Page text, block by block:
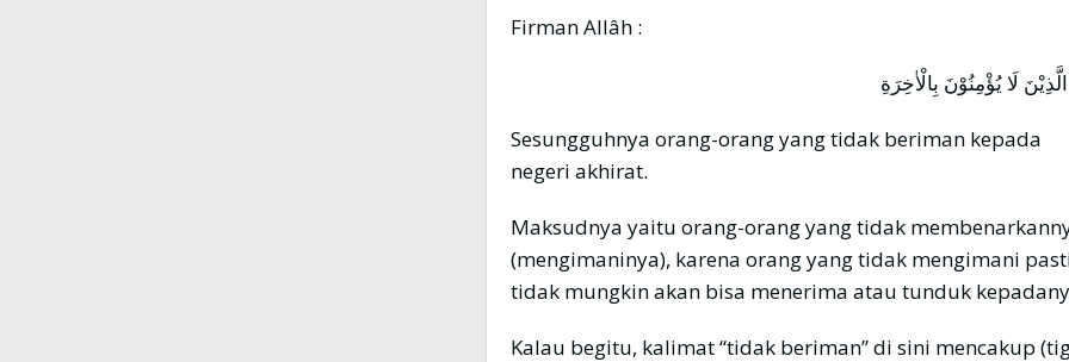
Firman Allâh :
لَا يُؤْمِنُوْنَ بِالْاٰخِرَةِ
Sesungguhnya orang-orang yang tidak beriman kepada
negeri akhirat.
Maksudnya yaitu orang-orang yang tidak
(mengimaninya), karena orang yang tidak mengimani
tidak mungkin akan bisa menerima atau tunduk
Kalau begitu, kalimat “tidak beriman” di sini mencakup